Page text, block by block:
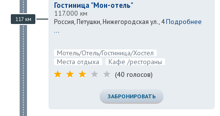
117 км
Гостиница "Мон-отель"
117.000 км
Россия, Петушки, Нижегородская ул., 4Подробнее
...
Мотель/Отель/Гостиница/Хостел
Места отдыха
Кафе /рестораны
(40 голосов)
ЗАБРОНИРОВАТЬ